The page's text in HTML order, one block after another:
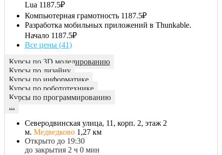
Lua 1187.5₽
Компьютерная грамотность 1187.5₽
Разработка мобильных приложений в Thunkable.
Начало 1187.5₽
Все цены (41)
Курсы по 3D моделированию
Курсы по дизайну
Курсы по информатике
Курсы по робототехнике
Курсы по программированию
...
Северодвинская улица, 11, корп. 2, этаж 2
м. Медведково 1,27 км
Открыто до 19:30
до закрытия 2 ч 0 мин